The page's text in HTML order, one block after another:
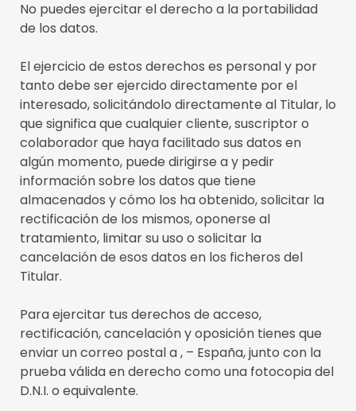
No puedes ejercitar el derecho a la portabilidad
de los datos.
El ejercicio de estos derechos es personal y por
tanto debe ser ejercido directamente por el
interesado, solicitándolo directamente al Titular, lo
que significa que cualquier cliente, suscriptor o
colaborador que haya facilitado sus datos en
algún momento, puede dirigirse a y pedir
información sobre los datos que tiene
almacenados y cómo los ha obtenido, solicitar la
rectificación de los mismos, oponerse al
tratamiento, limitar su uso o solicitar la
cancelación de esos datos en los ficheros del
Titular.
Para ejercitar tus derechos de acceso,
rectificación, cancelación y oposición tienes que
enviar un correo postal a , – España, junto con la
prueba válida en derecho como una fotocopia del
D.N.I. o equivalente.